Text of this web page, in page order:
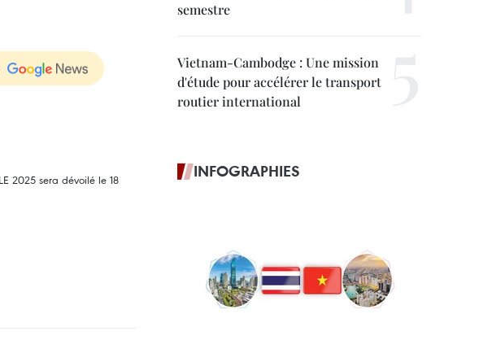
semestre
Vietnam-Cambodge : Une mission
d'étude pour accélérer le transport
routier international
INFOGRAPHIES